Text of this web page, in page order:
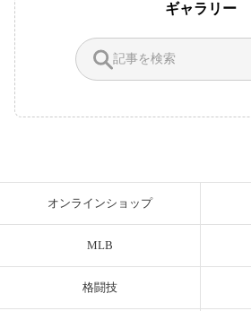
ギャラリー
オンラインショップ
MLB
格闘技